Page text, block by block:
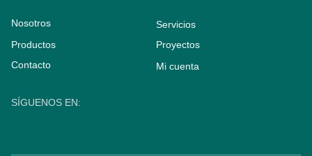
Nosotros
Servicios
Productos
Proyectos
Contacto
Mi cuenta
SÍGUENOS EN: